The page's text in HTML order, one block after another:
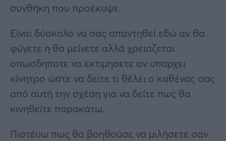
συνθήκη που προέκυψε.
Είναι δύσκολο να σας απαντηθεί εδώ αν θα
φύγετε η θα μείνετε αλλά χρειαζεται
οπωσδηποτε να εκτιμησετε αν υπαρχει
κίνητρο ώστε να δείτε τι θέλει ο καθένας σας
από αυτή την σχέση για να δείτε πως θα
κινηθείτε παρακάτω.
Πιστέυω πως θα βοηθούσε να μιλήσετε σαν